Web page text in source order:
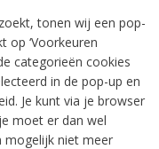
tonen wij een pop-
op ‘Voorkeuren
categorieën cookies
in de pop-up en
Je kunt via je browser
moet er dan wel
mogelijk niet meer